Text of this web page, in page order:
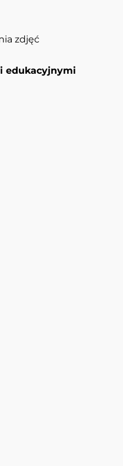
zdjęć
edukacyjnymi